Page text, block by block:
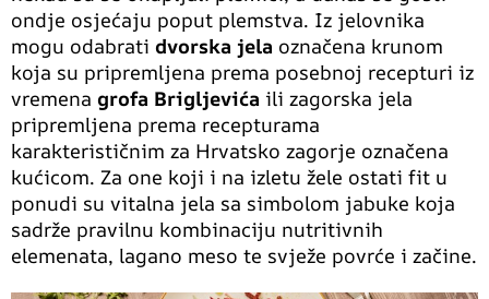
ondje osjećaju poput plemstva. Iz jelovnika
mogu odabrati dvorska jela označena krunom
koja su pripremljena prema posebnoj recepturi iz
vremena grofa Brigljevića ili zagorska jela
pripremljena prema recepturama
karakterističnim za Hrvatsko zagorje označena
kućicom. Za one koji i na izletu žele ostati fit u
ponudi su vitalna jela sa simbolom jabuke koja
sadrže pravilnu kombinaciju nutritivnih
elemenata, lagano meso te svježe povrće i začine.